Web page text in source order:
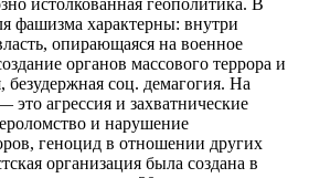
фашизма характерны: внутри
опирающаяся на военное
органов массового террора и
безудержная соц. демагогия. На
агрессия и захватнические
и нарушение
геноцид в отношении других
организация была создана в